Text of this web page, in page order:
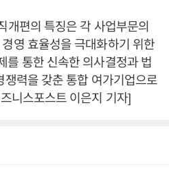
개편의 특징은 각 사업부문의
영 효율성을 극대화하기 위한
를 통한 신속한 의사결정과 법
력을 갖춘 통합 여가기업으로
니스포스트 이은지 기자]